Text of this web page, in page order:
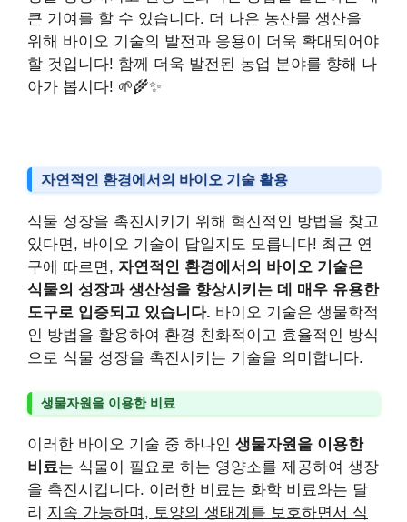
큰 기여를 할 수 있습니다. 더 나은 농산물 생산을
위해 바이오 기술의 발전과 응용이 더욱 확대되어야
할 것입니다! 함께 더욱 발전된 농업 분야를 향해 나
아가 봅시다! 🌱🌾✨
자연적인 환경에서의 바이오 기술 활용
식물 성장을 촉진시키기 위해 혁신적인 방법을 찾고
있다면, 바이오 기술이 답일지도 모릅니다! 최근 연
구에 따르면, 자연적인 환경에서의 바이오 기술은
식물의 성장과 생산성을 향상시키는 데 매우 유용한
도구로 입증되고 있습니다. 바이오 기술은 생물학적
인 방법을 활용하여 환경 친화적이고 효율적인 방식
으로 식물 성장을 촉진시키는 기술을 의미합니다.
생물자원을 이용한 비료
이러한 바이오 기술 중 하나인 생물자원을 이용한
비료는 식물이 필요로 하는 영양소를 제공하여 생장
을 촉진시킵니다. 이러한 비료는 화학 비료와는 달
리 지속 가능하며, 토양의 생태계를 보호하면서 식